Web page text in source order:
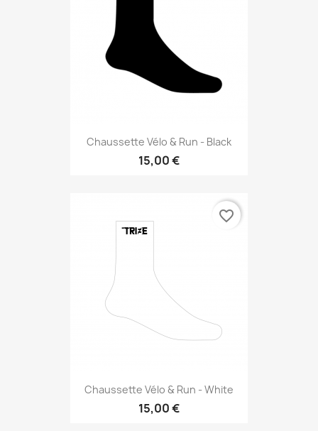
Chaussette Vélo & Run - Black
15,00 €
Chaussette Vélo & Run - White
15,00 €
favorite_border